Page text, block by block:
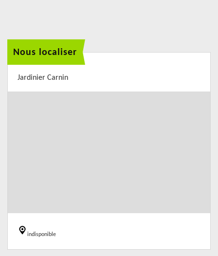
Nous localiser
Jardinier Carnin
indisponible